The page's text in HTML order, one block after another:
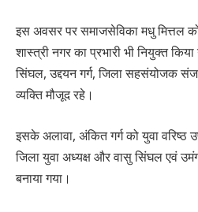
इस अवसर पर समाजसेविका मधु मित्तल
शास्त्री नगर का प्रभारी भी नियुक्त
सिंघल, उद्दयन गर्ग, जिला सहसंयोजक
व्यक्ति मौजूद रहे।
इसके अलावा, अंकित गर्ग को युवा वरिष्ठ
जिला युवा अध्यक्ष और वासु सिंघल एवं
बनाया गया।